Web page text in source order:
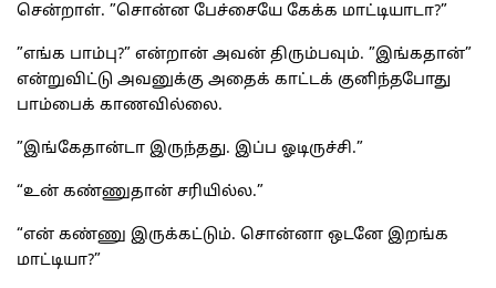
சென்றாள். ”சொன்ன பேச்சையே கேக்க மாட்டியாடா?”
”எங்க பாம்பு?” என்றான் அவன் திரும்பவும். ”இங்கதான்”
என்றுவிட்டு அவனுக்கு அதைக் காட்டக் குனிந்தபோது
பாம்பைக் காணவில்லை.
”இங்கேதான்டா இருந்தது. இப்ப ஓடிருச்சி.”
“உன் கண்ணுதான் சரியில்ல.”
“என் கண்ணு இருக்கட்டும். சொன்னா ஒடனே இறங்க
மாட்டியா?”